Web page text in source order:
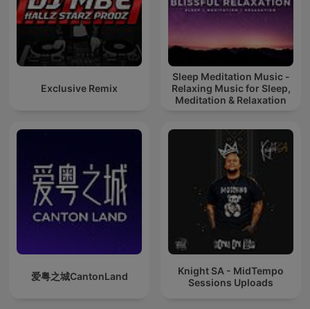
Exclusive Remix
Sleep Meditation Music -
Relaxing Music for Sleep,
Meditation & Relaxation
爱粤之城CantonLand
Knight SA - MidTempo
Sessions Uploads